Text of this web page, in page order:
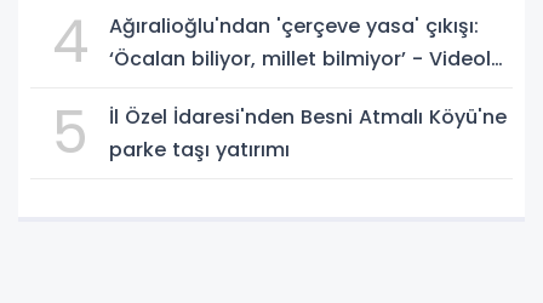
4
Ağıralioğlu'ndan 'çerçeve yasa' çıkışı:
‘Öcalan biliyor, millet bilmiyor’ - Videolu
5
İl Özel İdaresi'nden Besni Atmalı Köyü'ne
parke taşı yatırımı